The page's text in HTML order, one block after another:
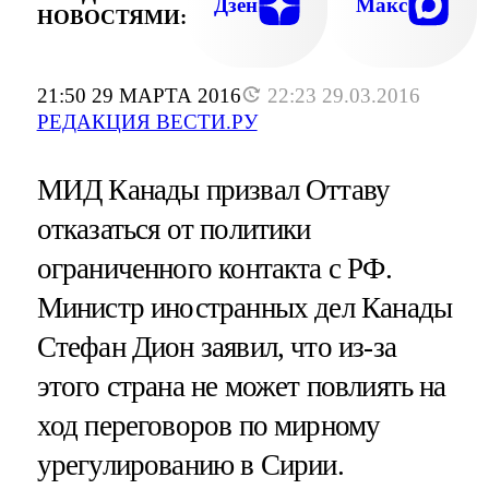
21:50 29 МАРТА 2016
22:23 29.03.2016
РЕДАКЦИЯ ВЕСТИ.РУ
НОВОСТЯМИ:
Дзен Макс
МИД Канады призвал Оттаву
отказаться от политики
ограниченного контакта с РФ.
Министр иностранных дел Канады
Стефан Дион заявил, что из-за
этого страна не может повлиять на
ход переговоров по мирному
урегулированию в Сирии.